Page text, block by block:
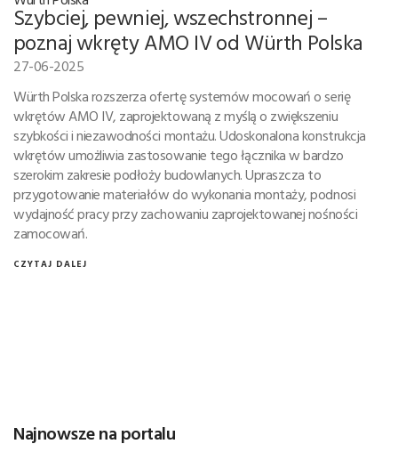
Szybciej, pewniej, wszechstronnej –
poznaj wkręty AMO IV od Würth Polska
27-06-2025
Würth Polska rozszerza ofertę systemów mocowań o serię
wkrętów AMO IV, zaprojektowaną z myślą o zwiększeniu
szybkości i niezawodności montażu. Udoskonalona konstrukcja
wkrętów umożliwia zastosowanie tego łącznika w bardzo
szerokim zakresie podłoży budowlanych. Upraszcza to
przygotowanie materiałów do wykonania montaży, podnosi
wydajność pracy przy zachowaniu zaprojektowanej nośności
zamocowań.
CZYTAJ DALEJ
Najnowsze na portalu